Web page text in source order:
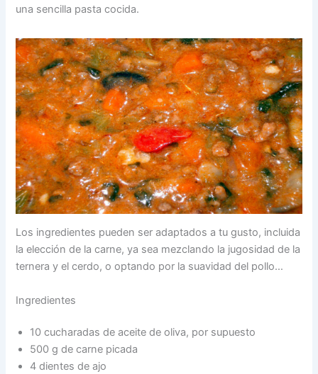
una sencilla pasta cocida.
Los ingredientes pueden ser adaptados a tu gusto, incluida
la elección de la carne, ya sea mezclando la jugosidad de la
ternera y el cerdo, o optando por la suavidad del pollo…
Ingredientes
10 cucharadas de aceite de oliva, por supuesto
500 g de carne picada
4 dientes de ajo